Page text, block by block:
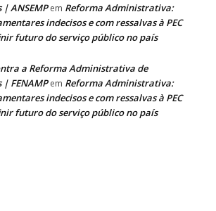
| ANSEMPem Reforma Administrativa:
indecisos e com ressalvas à PEC
futuro do serviço público no país
a Reforma Administrativa de
| FENAMPem Reforma Administrativa:
indecisos e com ressalvas à PEC
futuro do serviço público no país